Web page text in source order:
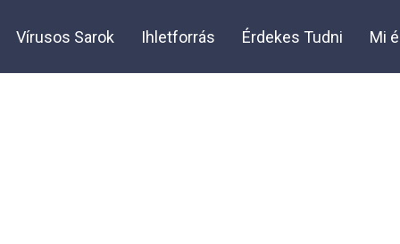
Vírusos Sarok Ihletforrás Érdekes Tudni Mi